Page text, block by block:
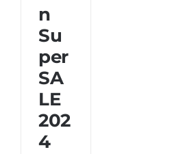
n
Su
per
SA
LE
202
4